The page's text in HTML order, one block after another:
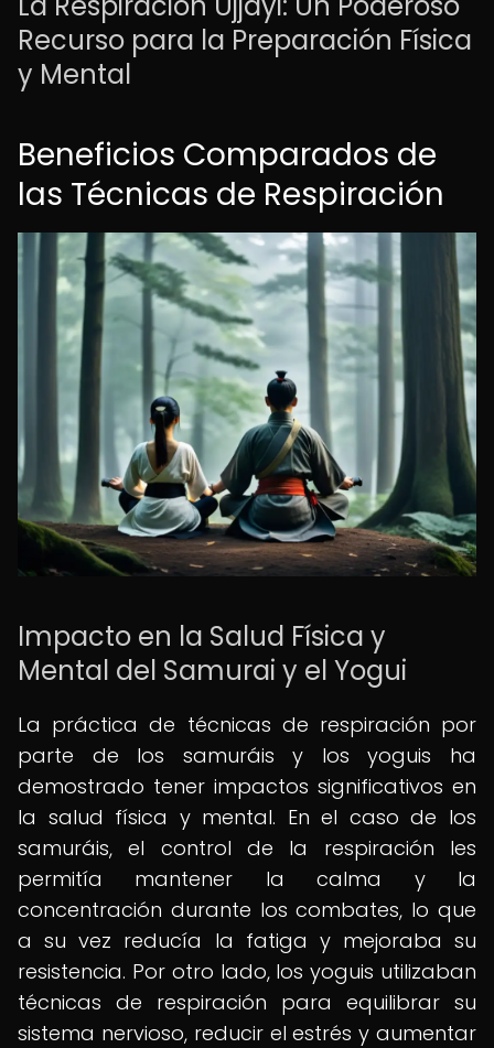
Recurso para la Preparación Física
y Mental
Beneficios Comparados de
las Técnicas de Respiración
Impacto en la Salud Física y
Mental del Samurai y el Yogui
La práctica de técnicas de respiración por
parte de los samuráis y los yoguis ha
demostrado tener impactos significativos en
la salud física y mental. En el caso de los
samuráis, el control de la respiración les
permitía mantener la calma y la
concentración durante los combates, lo que
a su vez reducía la fatiga y mejoraba su
resistencia. Por otro lado, los yoguis utilizaban
técnicas de respiración para equilibrar su
sistema nervioso, reducir el estrés y aumentar